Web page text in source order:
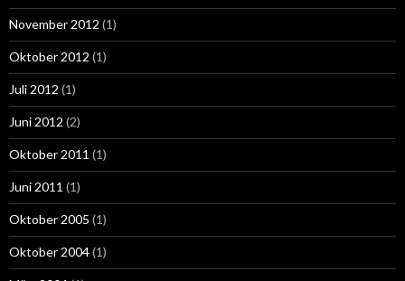
November 2012 (1)
Oktober 2012 (1)
Juli 2012 (1)
Juni 2012 (2)
Oktober 2011 (1)
Juni 2011 (1)
Oktober 2005 (1)
Oktober 2004(1)